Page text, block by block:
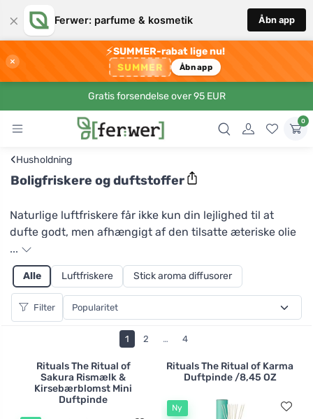
× Ferwer: parfume & kosmetik Åbn app
×
⚡SUMMER-rabat lige nu!
SUMMER Åbn app
Gratis forsendelse over 95 EUR
0
‹Husholdning
Boligfriskere og duftstoffer
Naturlige luftfriskere får ikke kun din lejlighed til at
dufte godt, men afhængigt af den tilsatte æteriske olie
kan de også have en positiv effekt på dit helbred eller
psykiske velbefindende. Luftfriskere leveres i en
sprayflaske, klar til brug, så du skal blot sprøjte dem ud i
luften. Træk vejret dybt og mærk effekten! Er
eukalyptus den rigtige for dig, som er gavnlig for
afslapning og åndedrætsorganer? Prøv orange, som vil
bringe energi, positivitet og godt humør ind i dit hjem.
Hvad med romantisk lavendel til et dejligt øjeblik for to?
Disse luftfriskere er alkohol- og vandbaserede, og
duften er skabt af rent naturlige æteriske olier.
...
Alle Luftfriskere Stick aroma diffusorer
Filter
1 2 … 4
Rituals The Ritual of
Sakura Rismælk &
Kirsebærblomst Mini
Duftpinde
Rituals The Ritual of Karma
Duftpinde /8,45 OZ
Ny